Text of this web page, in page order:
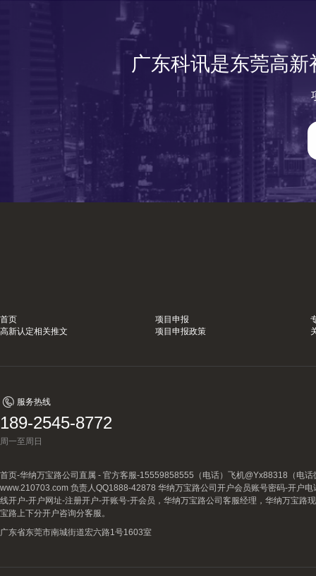
广东科讯是东莞高
首页 项目申报
高新认定相关推文
项目申报政策
服务热线
189-2545-8772
周一至周日
首页-华纳万宝路公司直属 - 官方客服-15559858555（电话）飞机@Yx88318（电
www.210703.com 负责人QQ1888-42878 华纳万宝路公司开户会员账号密码-开户
线开户-开户网址-注册开户-开账号-开会员，华纳万宝路公司客服经理，华纳万宝路
宝路上下分开户咨询分客服。
广东省东莞市南城街道宏六路1号1603室